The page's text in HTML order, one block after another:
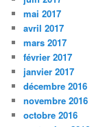
mai 2017
avril 2017
mars 2017
février 2017
janvier 2017
décembre 2016
novembre 2016
octobre 2016